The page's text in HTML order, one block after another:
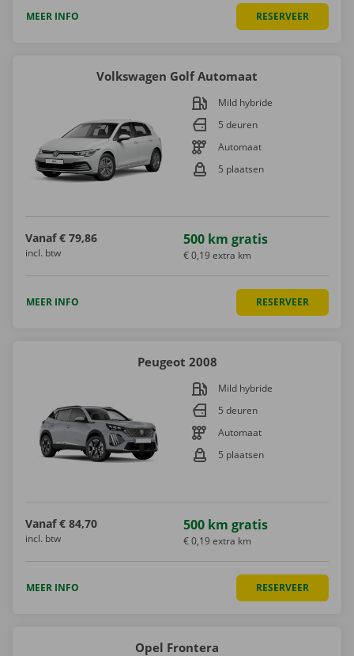
MEER INFO RESERVEER
Volkswagen Golf Automaat
Mild hybride
5 deuren
Automaat
5 plaatsen
Vanaf € 79,86
incl. btw
500 km gratis
€ 0,19 extra km
MEER INFO RESERVEER
Peugeot 2008
Mild hybride
5 deuren
Automaat
5 plaatsen
Vanaf € 84,70
incl. btw
500 km gratis
€ 0,19 extra km
MEER INFO RESERVEER
Opel Frontera